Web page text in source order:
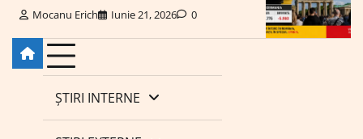
Mocanu Erich Iunie 21, 2026 0
ȘTIRI INTERNE